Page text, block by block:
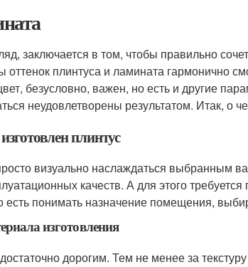
заключается в том, чтобы правильно
плинтуса и ламината гармонично
безусловно, важен, но есть и другие
неудовлетворены результатом. Итак, о
плинтус
визуально наслаждаться выбранным
качеств. А для этого требуется
есть понимать назначение помещения,
изготовления
дорогим. Тем не менее за